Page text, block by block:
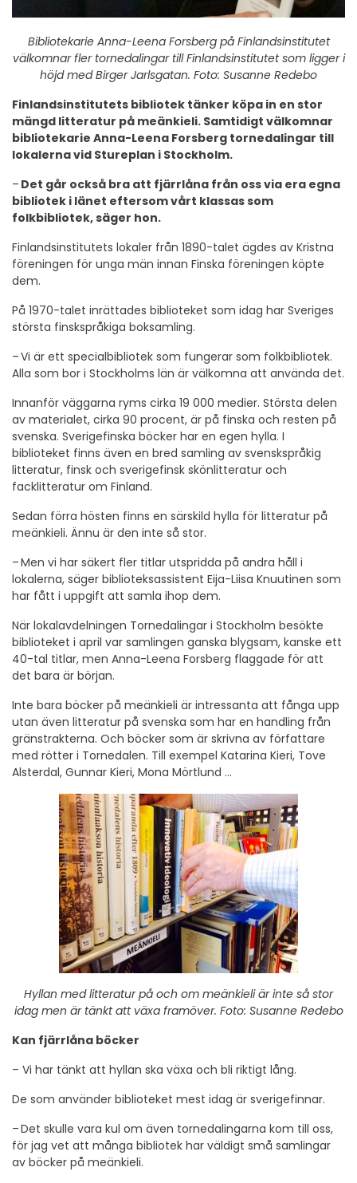
Bibliotekarie Anna-Leena Forsberg på Finlandsinstitutet
välkomnar fler tornedalingar till Finlandsinstitutet som ligger i
höjd med Birger Jarlsgatan. Foto: Susanne Redebo
Finlandsinstitutets bibliotek tänker köpa in en stor
mängd litteratur på meänkieli. Samtidigt välkomnar
bibliotekarie Anna-Leena Forsberg tornedalingar till
lokalerna vid Stureplan i Stockholm.
– Det går också bra att fjärrlåna från oss via era egna
bibliotek i länet eftersom vårt klassas som
folkbibliotek, säger hon.
Finlandsinstitutets lokaler från 1890-talet ägdes av Kristna
föreningen för unga män innan Finska föreningen köpte
dem.
På 1970-talet inrättades biblioteket som idag har Sveriges
största finskspråkiga boksamling.
–Vi är ett specialbibliotek som fungerar som folkbibliotek.
Alla som bor i Stockholms län är välkomna att använda det.
Innanför väggarna ryms cirka 19 000 medier. Största delen
av materialet, cirka 90 procent, är på finska och resten på
svenska. Sverigefinska böcker har en egen hylla. I
biblioteket finns även en bred samling av svenskspråkig
litteratur, finsk och sverigefinsk skönlitteratur och
facklitteratur om Finland.
Sedan förra hösten finns en särskild hylla för litteratur på
meänkieli. Ännu är den inte så stor.
–Men vi har säkert fler titlar utspridda på andra håll i
lokalerna, säger biblioteksassistent Eija-Liisa Knuutinen som
har fått i uppgift att samla ihop dem.
När lokalavdelningen Tornedalingar i Stockholm besökte
biblioteket i april var samlingen ganska blygsam, kanske ett
40-tal titlar, men Anna-Leena Forsberg flaggade för att
det bara är början.
Inte bara böcker på meänkieli är intressanta att fånga upp
utan även litteratur på svenska som har en handling från
gränstrakterna. Och böcker som är skrivna av författare
med rötter i Tornedalen. Till exempel Katarina Kieri, Tove
Alsterdal, Gunnar Kieri, Mona Mörtlund …
Hyllan med litteratur på och om meänkieli är inte så stor
idag men är tänkt att växa framöver. Foto: Susanne Redebo
Kan fjärrlåna böcker
– Vi har tänkt att hyllan ska växa och bli riktigt lång.
De som använder biblioteket mest idag är sverigefinnar.
–Det skulle vara kul om även tornedalingarna kom till oss,
för jag vet att många bibliotek har väldigt små samlingar
av böcker på meänkieli.